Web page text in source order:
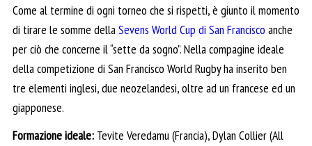
Come al termine di ogni torneo che si rispetti, è giunto il momento
di tirare le somme dellaSevens World Cup di San Francisco anche
per ciò che concerne il “sette da sogno”. Nella compagine ideale
della competizione di San Francisco World Rugby ha inserito ben
tre elementi inglesi, due neozelandesi, oltre ad un francese ed un
giapponese.
Formazione ideale: Tevite Veredamu (Francia), Dylan Collier (All